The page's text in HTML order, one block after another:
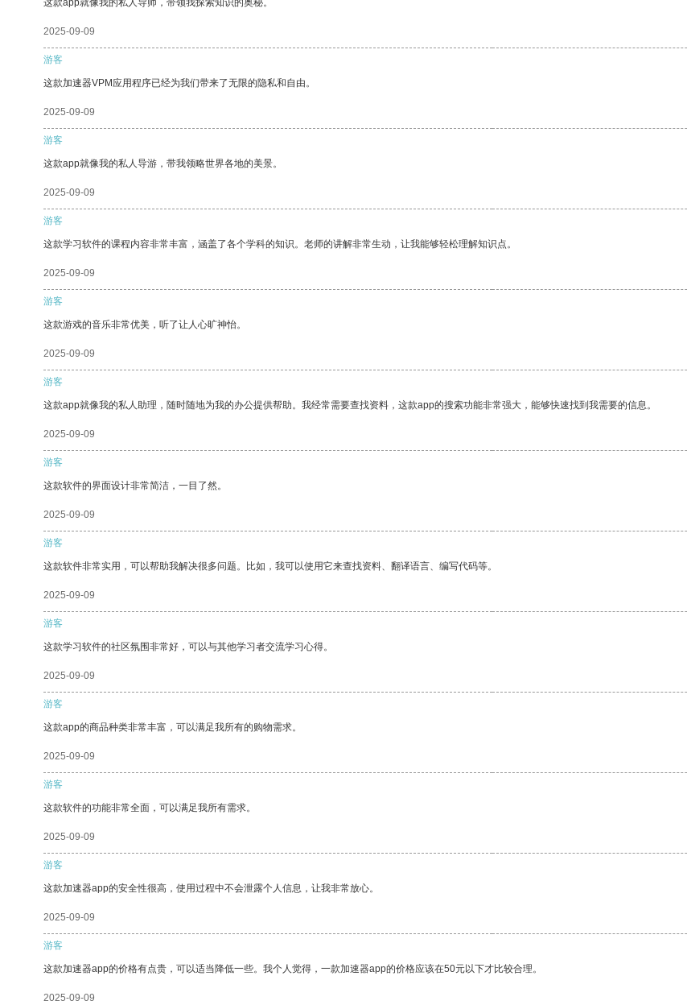
这款app就像我的私人导师，带领我探索知识的奥秘。
2025-09-09
游客
这款加速器VPM应用程序已经为我们带来了无限的隐私和自由。
2025-09-09
游客
这款app就像我的私人导游，带我领略世界各地的美景。
2025-09-09
游客
这款学习软件的课程内容非常丰富，涵盖了各个学科的知识。老师的讲解非常生动，让我能够轻松理解知识点。
2025-09-09
游客
这款游戏的音乐非常优美，听了让人心旷神怡。
2025-09-09
游客
这款app就像我的私人助理，随时随地为我的办公提供帮助。我经常需要查找资料，这款app的搜索功能非常强大，能够快速找到我需要的信息。
2025-09-09
游客
这款软件的界面设计非常简洁，一目了然。
2025-09-09
游客
这款软件非常实用，可以帮助我解决很多问题。比如，我可以使用它来查找资料、翻译语言、编写代码等。
2025-09-09
游客
这款学习软件的社区氛围非常好，可以与其他学习者交流学习心得。
2025-09-09
游客
这款app的商品种类非常丰富，可以满足我所有的购物需求。
2025-09-09
游客
这款软件的功能非常全面，可以满足我所有需求。
2025-09-09
游客
这款加速器app的安全性很高，使用过程中不会泄露个人信息，让我非常放心。
2025-09-09
游客
这款加速器app的价格有点贵，可以适当降低一些。我个人觉得，一款加速器app的价格应该在50元以下才比较合理。
2025-09-09